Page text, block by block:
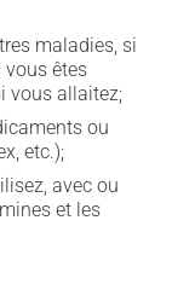
maladies, si
vous êtes
vous allaitez;
ou
etc.);
avec ou
et les